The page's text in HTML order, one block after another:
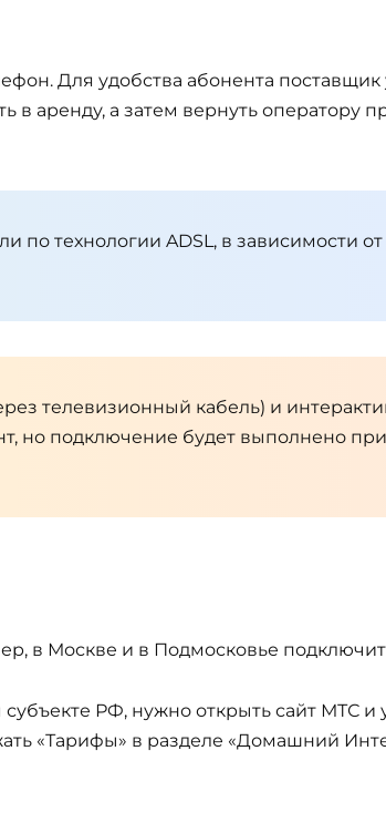
Для удобства абонента поставщик
аренду, а затем вернуть оператору
по технологии ADSL, в зависимости
телевизионный кабель) и
но подключение будет выполнено
в Москве и в Подмосковье
РФ, нужно открыть сайт МТС и
«Тарифы» в разделе «Домашний